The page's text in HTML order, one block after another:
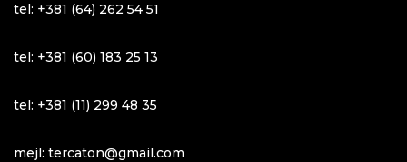
tel: +381 (64) 262 54 51
tel: +381 (60) 183 25 13
tel: +381 (11) 299 48 35
mejl: tercaton@gmail.com